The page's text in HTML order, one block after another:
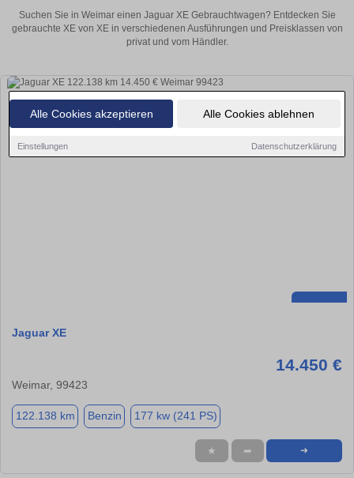
Alle Cookies akzeptieren Alle Cookies ablehnen
Einstellungen Datenschutzerklärung
Suchen Sie in Weimar einen Jaguar XE Gebrauchtwagen? Entdecken Sie
gebrauchte XE von XE in verschiedenen Ausführungen und Preisklassen von
privat und vom Händler.
Jaguar XE
14.450 €
Weimar, 99423
122.138 km Benzin 177 kw (241 PS)
★ ➦ ➜